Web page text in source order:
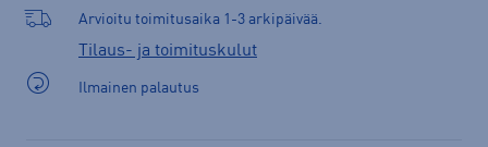
Arvioitu toimitusaika 1-3 arkipäivää.
Tilaus- ja toimituskulut
Ilmainen palautus